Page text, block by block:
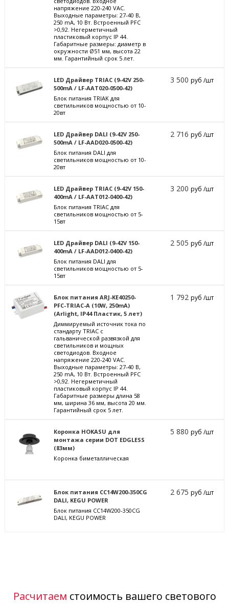
напряжение 220-240 VAC.
Выходные параметры: 27-40 В,
250 mА, 10 Вт. Встроенный PFC
>0,92. Негерметичный
пластиковый корпус IP 44.
Габаритные размеры: диаметр в
окружности Ø51 мм, высота 22
мм. Гарантийный срок 5 лет.
LED Драйвер TRIAC (9-42V 250-
500mA / LF-AAT020-0500-42)
Блок питания TRIAK для
светильников мощностью от 10-
20вт
3 500руб /шт
LED Драйвер DALI (9-42V 250-
500mA / LF-AAD020-0500-42)
Блок питания DALI для
светильников мощностью от 10-
20вт
2 716руб /шт
LED Драйвер TRIAC (9-42V 150-
400mA / LF-AAT012-0400-42)
Блок питания TRIAC для
светильников мощностью от 5-
15вт
3 200руб /шт
LED Драйвер DALI (9-42V 150-
400mA / LF-AAD012-0400-42)
Блок питания DALI для
светильников мощностью от 5-
15вт
2 505руб /шт
Блок питания ARJ-KE40250-
PFC-TRIAC-A (10W, 250mA)
(Arlight, IP44 Пластик, 5 лет)
Диммируемый источник тока по
стандарту TRIAC с
гальванической развязкой для
светильников и мощных
светодиодов. Входное
напряжение 220-240 VAC.
Выходные параметры: 27-40 В,
250 mА, 10 Вт. Встроенный PFC
>0,92. Негерметичный
пластиковый корпус IP 44.
Габаритные размеры длина 58
мм, ширина 36 мм, высота 20 мм.
Гарантийный срок 5 лет.
1 792руб /шт
Коронка HOKASU для
монтажа серии DOT EDGLESS
(83мм)
Коронка биметаллическая
5 880руб /шт
Блок питания CC14W200-350CG
DALI, KEGU POWER
Блок питания CC14W200-350CG
DALI, KEGU POWER
2 675руб /шт
Расчитаем стоимость вашего светового